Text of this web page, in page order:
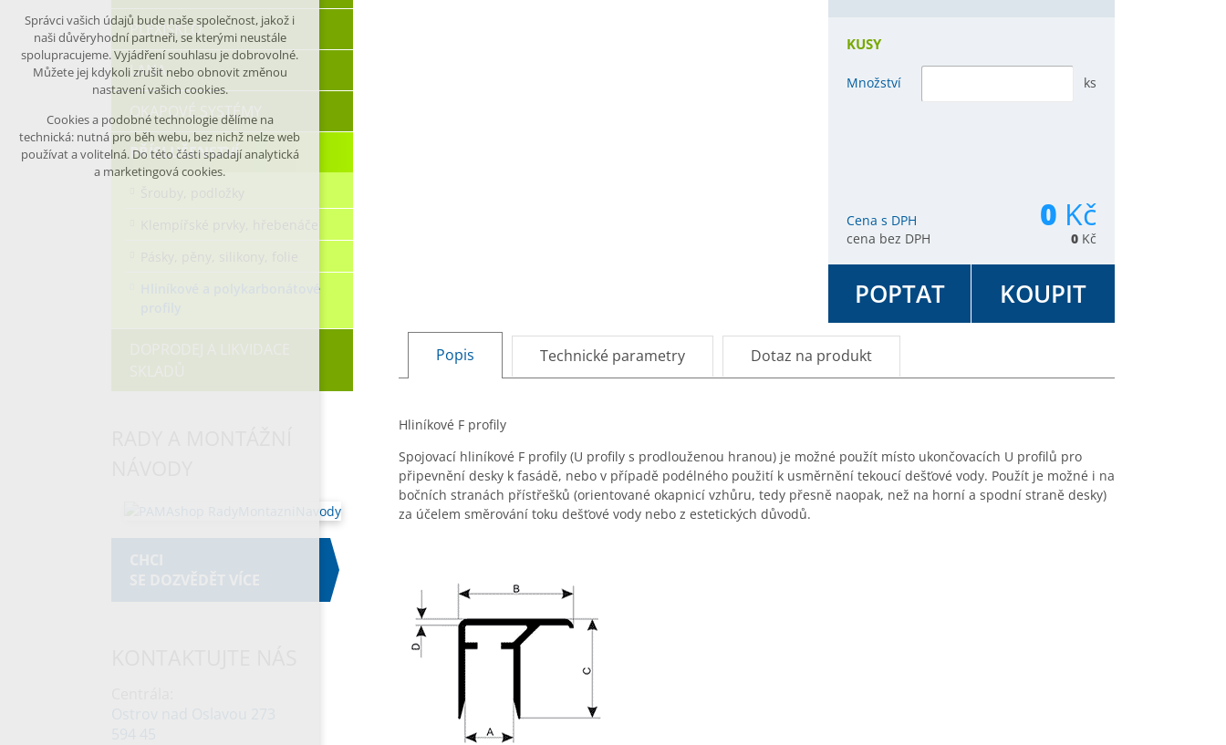
KUSY
Množství ks
Cena s DPH 0 Kč
cena bez DPH 0 Kč
POPTAT KOUPIT
Popis Technické parametry Dotaz na produkt
Hliníkové F profily
Spojovací hliníkové F profily (U profily s prodlouženou hranou) je možné použít místo ukončovacích U profilů pro
připevnění desky k fasádě, nebo v případě podélného použití k usměrnění tekoucí dešťové vody. Použít je možné i na
bočních stranách přístřešků (orientované okapnicí vzhůru, tedy přesně naopak, než na horní a spodní straně desky)
za účelem směrování toku dešťové vody nebo z estetických důvodů.
PLEXISKLO
LANA
OKAPOVÉ SYSTÉMY
PŘÍSLUŠENSTVÍ
Hliníkové a polykarbonátové
vyhodnocení návštěvnosti
marketingová cookies (Google)
Více informací o cookies na našem webu
Přijmout všechny cookies
Správci vašich údajů bude naše společnost, jakož i
naši důvěryhodní partneři, se kterými neustále
spolupracujeme. Vyjádření souhlasu je dobrovolné.
Můžete jej kdykoli zrušit nebo obnovit změnou
nastavení vašich cookies.
Cookies a podobné technologie dělíme na
technická: nutná pro běh webu, bez nichž nelze web
používat a volitelná. Do této části spadají analytická
a marketingová cookies.